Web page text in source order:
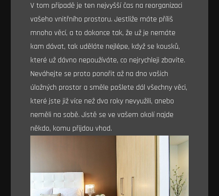
V tom případě je ten nejvyšší čas na reorganizaci
vašeho vnitřního prostoru. Jestliže máte příliš
mnoho věcí, a to dokonce tak, že už je nemáte
kam dávat, tak uděláte nejlépe, když se kousků,
které už dávno nepoužíváte, co nejrychleji zbavíte.
Neváhejte se proto ponořit až na dno vašich
úložných prostor a směle pošlete dál všechny věci,
které jste již více než dva roky nevyužili, anebo
neměli na sobě. Jistě se ve vašem okolí najde
někdo, komu přijdou vhod.